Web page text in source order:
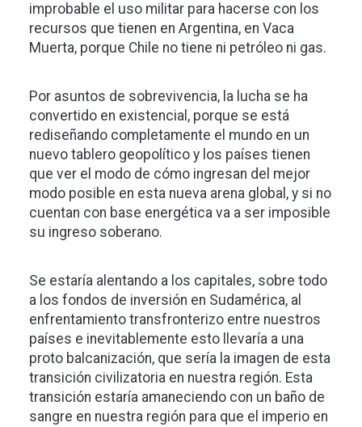
improbable el uso militar para hacerse con los
recursos que tienen en Argentina, en Vaca
Muerta, porque Chile no tiene ni petróleo ni gas.
Por asuntos de sobrevivencia, la lucha se ha
convertido en existencial, porque se está
rediseñando completamente el mundo en un
nuevo tablero geopolítico y los países tienen
que ver el modo de cómo ingresan del mejor
modo posible en esta nueva arena global, y si no
cuentan con base energética va a ser imposible
su ingreso soberano.
Se estaría alentando a los capitales, sobre todo
a los fondos de inversión en Sudamérica, al
enfrentamiento transfronterizo entre nuestros
países e inevitablemente esto llevaría a una
proto balcanización, que sería la imagen de esta
transición civilizatoria en nuestra región. Esta
transición estaría amaneciendo con un baño de
sangre en nuestra región para que el imperio en